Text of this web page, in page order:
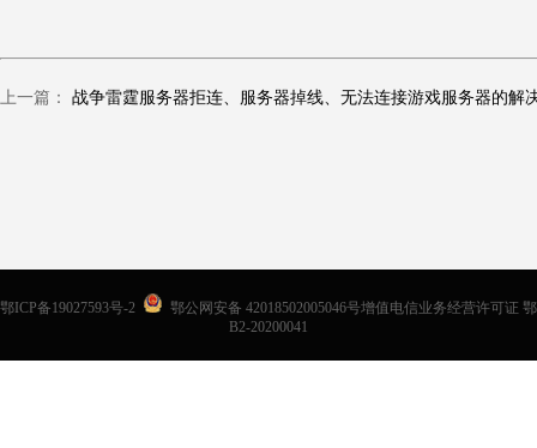
上一篇：
鄂ICP备19027593号-2
鄂公网安备 42018502005046号增值电信业务经营许可证 鄂
B2-20200041